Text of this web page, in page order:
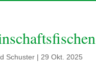
Schuster| 29 Okt. 2025